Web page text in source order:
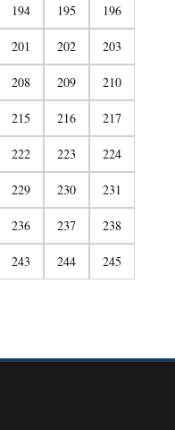
194 195 196
201 202 203
208 209 210
215 216 217
222 223 224
229 230 231
236 237 238
243 244 245